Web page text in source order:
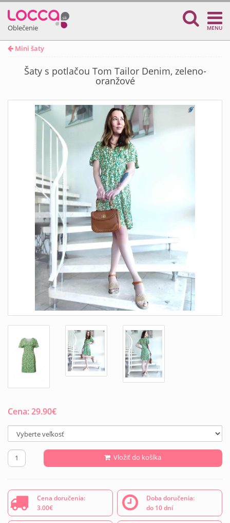
Oblečenie MENU
Mini šaty
Šaty s potlačou Tom Tailor Denim, zeleno-
oranžové
Cena:29.90€
Vložiť do košíka
Cena doručenia:
3.00€
Doba doručenia:
do 10 dní